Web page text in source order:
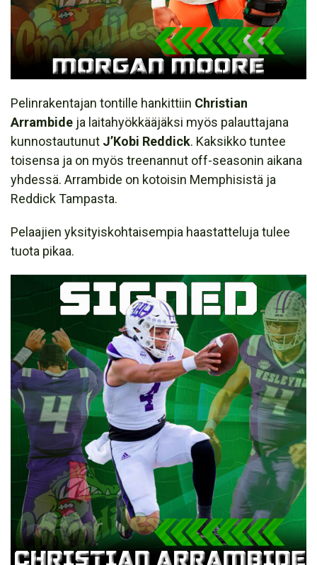
Pelinrakentajan tontille hankittiin Christian
Arrambide ja laitahyökkääjäksi myös palauttajana
kunnostautunut J’Kobi Reddick. Kaksikko tuntee
toisensa ja on myös treenannut off-seasonin aikana
yhdessä. Arrambide on kotoisin Memphisistä ja
Reddick Tampasta.
Pelaajien yksityiskohtaisempia haastatteluja tulee
tuota pikaa.